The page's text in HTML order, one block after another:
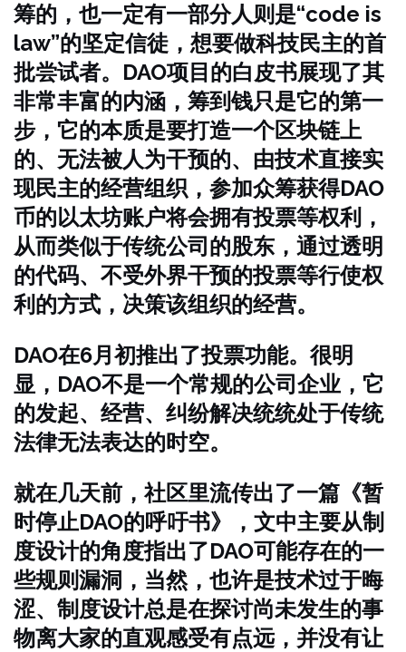
筹的，也一定有一部分人则是“code is
law”的坚定信徒，想要做科技民主的首
批尝试者。DAO项目的白皮书展现了其
非常丰富的内涵，筹到钱只是它的第一
步，它的本质是要打造一个区块链上
的、无法被人为干预的、由技术直接实
现民主的经营组织，参加众筹获得DAO
币的以太坊账户将会拥有投票等权利，
从而类似于传统公司的股东，通过透明
的代码、不受外界干预的投票等行使权
利的方式，决策该组织的经营。
DAO在6月初推出了投票功能。很明
显，DAO不是一个常规的公司企业，它
的发起、经营、纠纷解决统统处于传统
法律无法表达的时空。
就在几天前，社区里流传出了一篇《暂
时停止DAO的呼吁书》，文中主要从制
度设计的角度指出了DAO可能存在的一
些规则漏洞，当然，也许是技术过于晦
涩、制度设计总是在探讨尚未发生的事
物离大家的直观感受有点远，并没有让